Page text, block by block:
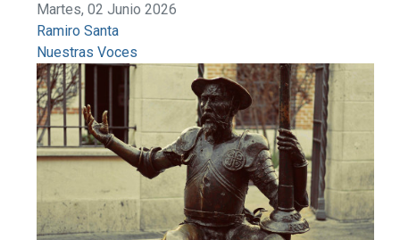
Martes, 02 Junio 2026
Ramiro Santa
Nuestras Voces